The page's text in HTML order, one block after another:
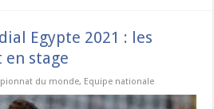
Egypte 2021 : les
stage
du monde, Equipe nationale